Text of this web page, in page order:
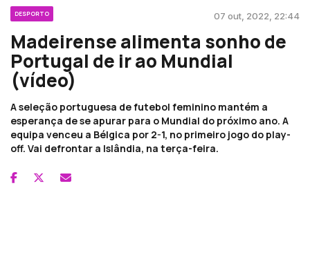
DESPORTO 07 out, 2022, 22:44
Madeirense alimenta sonho de
Portugal de ir ao Mundial
(vídeo)
A seleção portuguesa de futebol feminino mantém a
esperança de se apurar para o Mundial do próximo ano. A
equipa venceu a Bélgica por 2-1, no primeiro jogo do play-
off. Vai defrontar a Islândia, na terça-feira.